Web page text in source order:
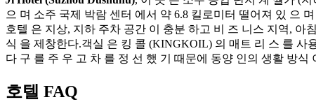
으 며 소주 국제 박람 센터 에서 약 6.8 킬로미터 떨어져 있 으
호텔 은 지상, 지하 주차 공간 이 충분 하고 비 즈 니스 지역, 아
식 을 제창한다.객실 은 킹 콜 (KINGKOIL) 의 매트 리 스 를 사
다 구 를 주 우 고 차 를 정 선 했 기 때문에 동양 인의 생활 방
호텔 FAQ